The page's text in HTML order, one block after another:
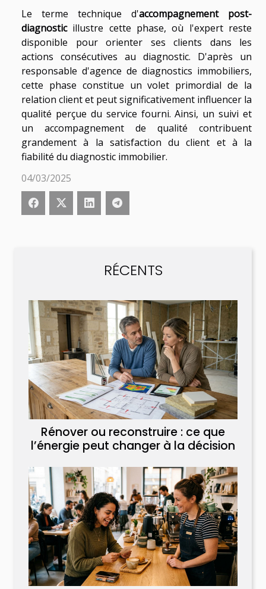
RÉCENTS
Rénover ou reconstruire : ce que
l’énergie peut changer à la décision
Le terme technique d'accompagnement post-
diagnosticillustre cette phase, où l'expert reste
disponible pour orienter ses clients dans les
actions consécutives au diagnostic. D'après un
responsable d'agence de diagnostics immobiliers,
cette phase constitue un volet primordial de la
relation client et peut significativement influencer la
qualité perçue du service fourni. Ainsi, un suivi et
un accompagnement de qualité contribuent
grandement à la satisfaction du client et à la
fiabilité du diagnostic immobilier.
04/03/2025